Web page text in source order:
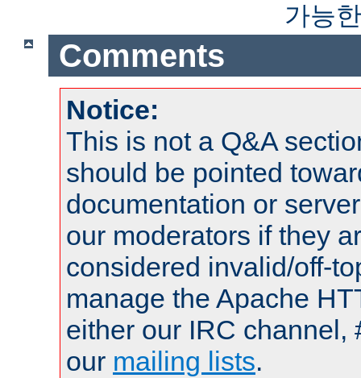
가능
Comments
Notice:
This is not a Q&A
should be pointed
documentation or
our moderators if they
considered invalid/off-
manage the Apache
either our IRC channel,
our mailing lists.